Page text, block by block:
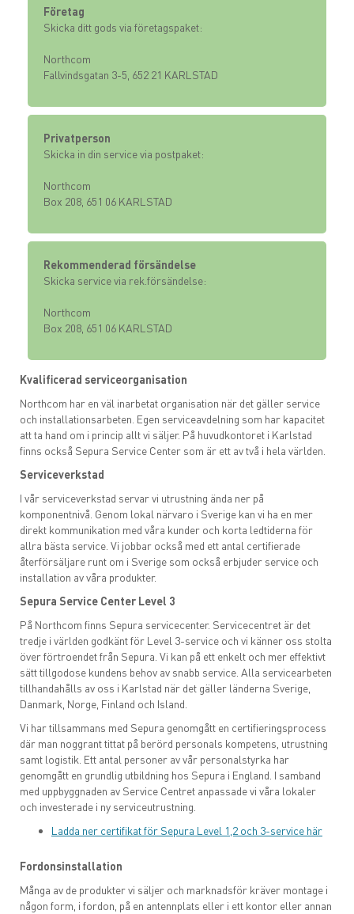
Företag
Skicka ditt gods via företagspaket:
Northcom
Fallvindsgatan 3-5, 652 21 KARLSTAD
Privatperson
Skicka in din service via postpaket:
Northcom
Box 208, 651 06 KARLSTAD
Rekommenderad försändelse
Skicka service via rek.försändelse:
Northcom
Box 208, 651 06 KARLSTAD
Kvalificerad serviceorganisation
Northcom har en väl inarbetat organisation när det gäller service
och installationsarbeten. Egen serviceavdelning som har kapacitet
att ta hand om i princip allt vi säljer. På huvudkontoret i Karlstad
finns också Sepura Service Center som är ett av två i hela världen.
Serviceverkstad
I vår serviceverkstad servar vi utrustning ända ner på
komponentnivå. Genom lokal närvaro i Sverige kan vi ha en mer
direkt kommunikation med våra kunder och korta ledtiderna för
allra bästa service. Vi jobbar också med ett antal certifierade
återförsäljare runt om i Sverige som också erbjuder service och
installation av våra produkter.
Sepura Service Center Level 3
På Northcom finns Sepura servicecenter. Servicecentret är det
tredje i världen godkänt för Level 3-service och vi känner oss stolta
över förtroendet från Sepura. Vi kan på ett enkelt och mer effektivt
sätt tillgodose kundens behov av snabb service. Alla servicearbeten
tillhandahålls av oss i Karlstad när det gäller länderna Sverige,
Danmark, Norge, Finland och Island.
Vi har tillsammans med Sepura genomgått en certifieringsprocess
där man noggrant tittat på berörd personals kompetens, utrustning
samt logistik. Ett antal personer av vår personalstyrka har
genomgått en grundlig utbildning hos Sepura i England. I samband
med uppbyggnaden av Service Centret anpassade vi våra lokaler
och investerade i ny serviceutrustning.
Ladda ner certifikat för Sepura Level 1,2 och 3-service här
Fordonsinstallation
Många av de produkter vi säljer och marknadsför kräver montage i
någon form, i fordon, på en antennplats eller i ett kontor eller annan